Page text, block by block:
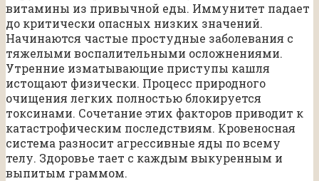
витамины из привычной еды. Иммунитет падает
до критически опасных низких значений.
Начинаются частые простудные заболевания с
тяжелыми воспалительными осложнениями.
Утренние изматывающие приступы кашля
истощают физически. Процесс природного
очищения легких полностью блокируется
токсинами. Сочетание этих факторов приводит к
катастрофическим последствиям. Кровеносная
система разносит агрессивные яды по всему
телу. Здоровье тает с каждым выкуренным и
выпитым граммом.